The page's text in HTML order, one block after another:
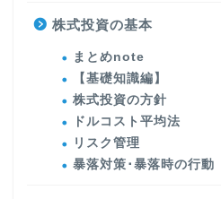
株式投資の基本
まとめnote
【基礎知識編】
株式投資の方針
ドルコスト平均法
リスク管理
暴落対策･暴落時の行動